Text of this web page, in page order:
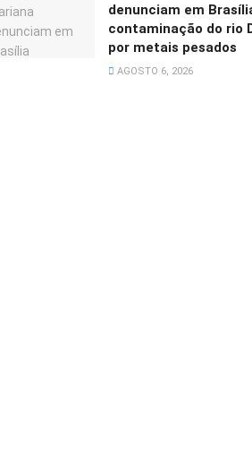
denunciam em
contaminação do rio
por metais pesados
AGOSTO 6, 2026